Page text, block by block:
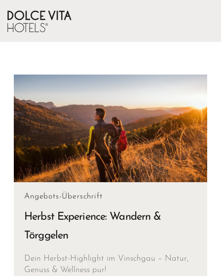
Angebots-Überschrift
Herbst Experience: Wandern &
Törggelen
Dein Herbst-Highlight im Vinschgau – Natur,
Genuss & Wellness pur!